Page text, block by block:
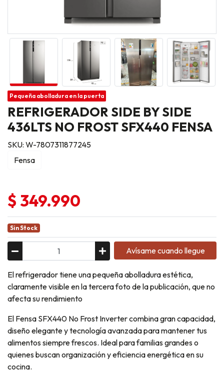
Pequeña abolladura en la puerta
REFRIGERADOR SIDE BY SIDE
436LTS NO FROST SFX440 FENSA
SKU: W-7807311877245
Fensa
$ 349.990
Sin Stock
Avísame cuando llegue
El refrigerador tiene una pequeña abolladura estética,
claramente visible en la tercera foto de la publicación, que no
afecta su rendimiento
El Fensa SFX440 No Frost Inverter combina gran capacidad,
diseño elegante y tecnología avanzada para mantener tus
alimentos siempre frescos. Ideal para familias grandes o
quienes buscan organización y eficiencia energética en su
cocina.